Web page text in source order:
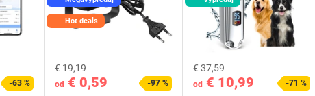
-63 %
Hot deals
od € 0,59
€ 19,19
-97 % od€ 10,99
€ 37,59
-71 %